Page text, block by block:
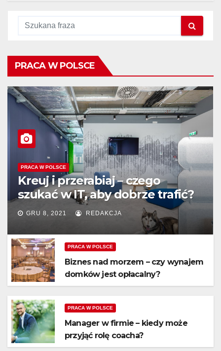
PRACA W POLSCE
PRACA W POLSCE
Kreuj i przerabiaj – czego
szukać w IT, aby dobrze trafić?
GRU 8, 2021 REDAKCJA
PRACA W POLSCE
Biznes nad morzem – czy wynajem
domków jest opłacalny?
PRACA W POLSCE
Manager w firmie – kiedy może
przyjąć rolę coacha?